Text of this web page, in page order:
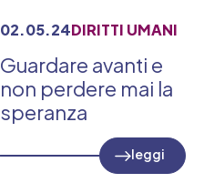
02.05.24DIRITTI UMANI
Guardare avanti e
non perdere mai la
speranza
leggi